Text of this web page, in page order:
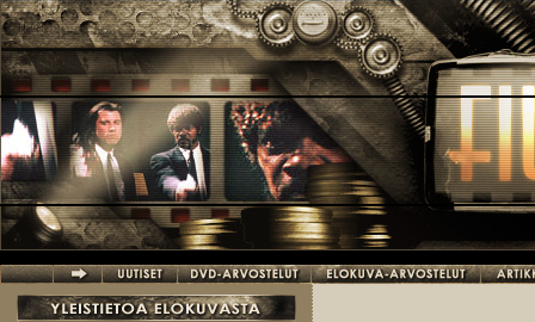
Hyppää pääsisältöön